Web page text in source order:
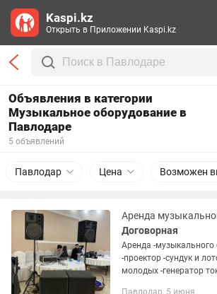
Объявления в категории
Музыкальное оборудование в
Павлодаре
5 объявлений
Павлодар Цена Возможен
Договорная
Аренда -музыкального оборудования
-проектор -сундук и
молодых -генератор
Павлодар, 5 июня
Kaspi.kz
Открыть в Приложении Kaspi.kz